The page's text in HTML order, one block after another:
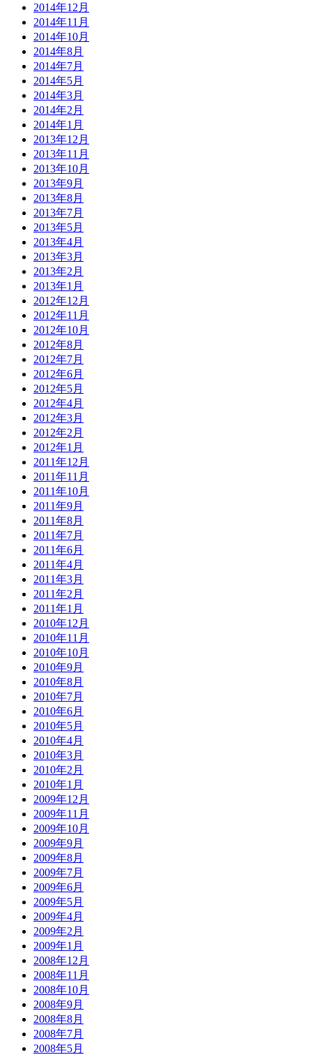
2014年12月
2014年11月
2014年10月
2014年8月
2014年7月
2014年5月
2014年3月
2014年2月
2014年1月
2013年12月
2013年11月
2013年10月
2013年9月
2013年8月
2013年7月
2013年5月
2013年4月
2013年3月
2013年2月
2013年1月
2012年12月
2012年11月
2012年10月
2012年8月
2012年7月
2012年6月
2012年5月
2012年4月
2012年3月
2012年2月
2012年1月
2011年12月
2011年11月
2011年10月
2011年9月
2011年8月
2011年7月
2011年6月
2011年4月
2011年3月
2011年2月
2011年1月
2010年12月
2010年11月
2010年10月
2010年9月
2010年8月
2010年7月
2010年6月
2010年5月
2010年4月
2010年3月
2010年2月
2010年1月
2009年12月
2009年11月
2009年10月
2009年9月
2009年8月
2009年7月
2009年6月
2009年5月
2009年4月
2009年2月
2009年1月
2008年12月
2008年11月
2008年10月
2008年9月
2008年8月
2008年7月
2008年5月